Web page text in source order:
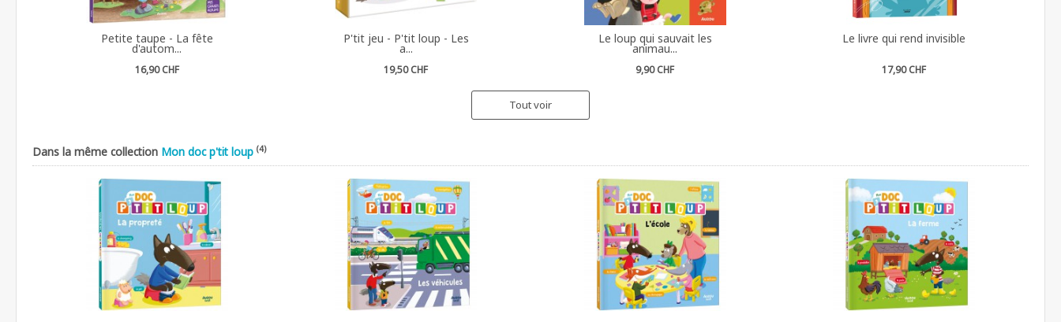
Petite taupe - La fête
d'autom...
16,90 CHF
P'tit jeu - P'tit loup - Les
a...
19,50 CHF
Le loup qui sauvait les
animau...
9,90 CHF
Le livre qui rend invisible
17,90 CHF
Tout voir
Dans la même collection Mon doc p'tit loup (4)